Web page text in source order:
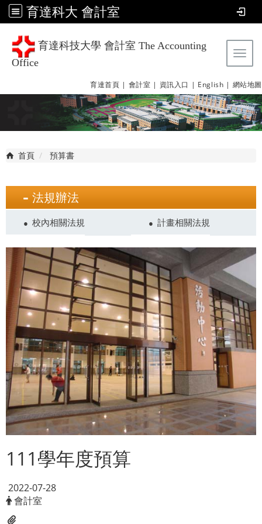
育達科大 會計室
育達科技大學 會計室 The Accounting
Office
育達首頁 | 會計室 | 資訊入口 | English | 網站地圖
首頁 預算書
法規辦法
校內相關法規 計畫相關法規
111學年度預算
2022-07-28
會計室